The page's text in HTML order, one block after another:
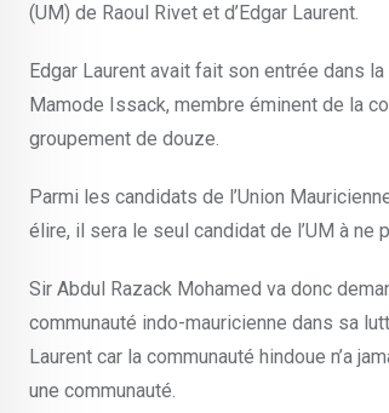
(UM) de Raoul Rivet et d’Edgar Laurent.
Edgar Laurent avait fait son entrée dans
Mamode Issack, membre éminent de la
groupement de douze.
Parmi les candidats de l’Union
élire, il sera le seul candidat de l’UM à
Sir Abdul Razack Mohamed va donc
communauté indo-mauricienne dans sa
Laurent car la communauté hindoue n’a
une communauté.